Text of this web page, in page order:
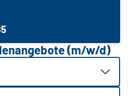
(m/w/d)